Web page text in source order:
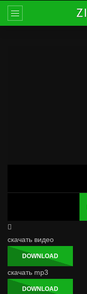
скачать видео
DOWNLOAD
скачать mp3
DOWNLOAD